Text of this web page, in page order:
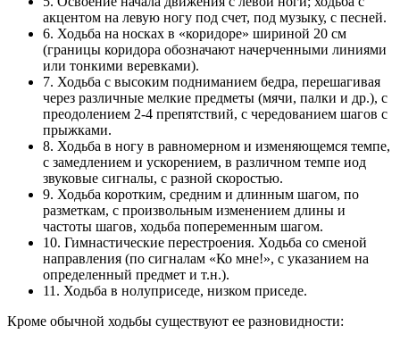
акцентом на левую ногу под счет, под музыку, с песней.
6. Ходьба на носках в «коридоре» шириной 20 см
(границы коридора обозначают начерченными линиями
или тонкими веревками).
7. Ходьба с высоким подниманием бедра, перешагивая
через различные мелкие предметы (мячи, палки и др.), с
преодолением 2-4 препятствий, с чередованием шагов с
прыжками.
8. Ходьба в ногу в равномерном и изменяющемся темпе,
с замедлением и ускорением, в различном темпе иод
звуковые сигналы, с разной скоростью.
9. Ходьба коротким, средним и длинным шагом, по
разметкам, с произвольным изменением длины и
частоты шагов, ходьба попеременным шагом.
10. Гимнастические перестроения. Ходьба со сменой
направления (по сигналам «Ко мне!», с указанием на
определенный предмет и т.н.).
11. Ходьба в нолуприседе, низком приседе.
Кроме обычной ходьбы существуют ее разновидности: